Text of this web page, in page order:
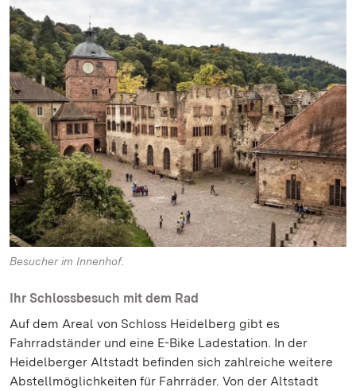
Besucher im Innenhof.
Ihr Schlossbesuch mit dem Rad
Auf dem Areal von Schloss Heidelberg gibt es
Fahrradständer und eine E-Bike Ladestation. In der
Heidelberger Altstadt befinden sich zahlreiche weitere
Abstellmöglichkeiten für Fahrräder. Von der Altstadt